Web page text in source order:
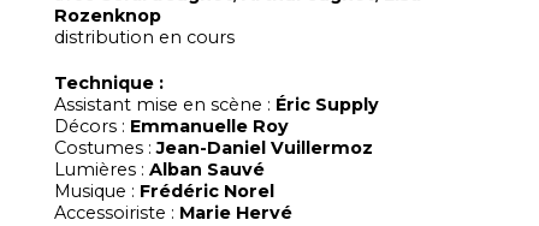
Rozenknop
distribution en cours
Technique :
Assistant mise en scène : Éric Supply
Décors : Emmanuelle Roy
Costumes :Jean-Daniel Vuillermoz
Lumières : Alban Sauvé
Musique : Frédéric Norel
Accessoiriste : Marie Hervé